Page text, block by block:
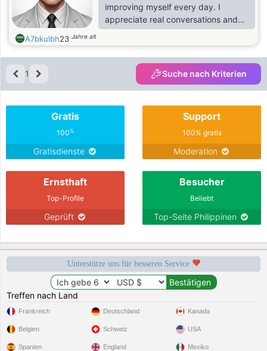
improving myself every day. I
appreciate real conversations and
people who are kind, ambitious, and
positive.
A7bkulbh23 Jahre alt
1 Suche nach Kriterien
Gratis
100%
Gratisdienste
Support
100% gratis
Moderation
Ernsthaft
Top-Profile
Geprüft
Besucher
Beliebt
Top-Seite Philippinen
Unterstütze uns für besseren Service
Treffen nach Land
Frankreich
Belgien
Spanien
Deutschland
Schweiz
England
Kanada
USA
Mexiko